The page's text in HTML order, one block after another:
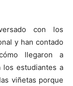
con los
y han contado
llegaron a
los estudiantes a
viñetas porque